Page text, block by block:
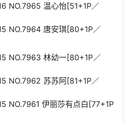
NO.7965 温心怡[51+1P／
NO.7964 唐安琪[80+1P／
NO.7963 林幼一[80+1P／
NO.7962 苏苏阿[81+1P／
NO.7961 伊丽莎有点白[77+1P